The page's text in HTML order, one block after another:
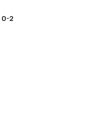
0-2